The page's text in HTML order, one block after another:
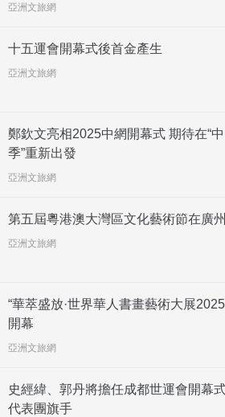
亞洲文旅網
十五運會開幕式後首金產生
亞洲文旅網
鄭欽文亮相2025中網開幕式 期待在“
季”重新出發
亞洲文旅網
第五屆粵港澳大灣區文化藝術節在廣
亞洲文旅網
“華萃盛放·世界華人書畫藝術大展
開幕
亞洲文旅網
史經緯、郭丹將擔任成都世運會開幕
代表團旗手